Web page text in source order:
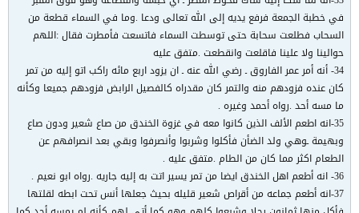
في خطبة الجمعة فرفع يديه إلى الله تعالى ودعا .وما في السماء قطعة من
السحاب فطلعت سحابة حتى توسطت السماء فاتسعت فأمطرت فقال :اللهم
حوالينا ولا علينا فاقلعت وانقطعت .متفق عليه
34- أنه أمر عمر الفاروق ـ رضي الله عنه ـ ان يزود اربع مائه راكب اتو إليه من تمر
كان عنده فزودهم منه والتمر كان مقدراه كالفصيل الرابض فزودهم جميعا وكأنه
ما مسه أحد .رواه أحمد وغيره .
35-انه اطعم الألف الذين كانوا معه في غزوة الخندق من صاع شعير ودون صاع
وبهيمة ـوهي ولد الضأن فأكلوا وشربوا وأنصرفوا وبقي بعد انصرافهم عن
الطعام اكثر مما كان من الطام .متفق عليه .
36- انه أطعم اهل الخندق ايضا من تمر يسير اتت به إليه جاريه .رواه ابو نعيم .
37-انه أطعم جماعه من أقراص شعير قليله بحيث جعلها أنس تحت ابطه لقلتها